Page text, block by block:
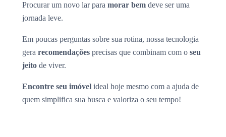
Procurar um novo lar para morar bem deve ser uma
jornada leve.
Em poucas perguntas sobre sua rotina, nossa tecnologia
gera recomendações precisas que combinam com o seu
jeito de viver.
Encontre seu imóvel ideal hoje mesmo com a ajuda de
quem simplifica sua busca e valoriza o seu tempo!